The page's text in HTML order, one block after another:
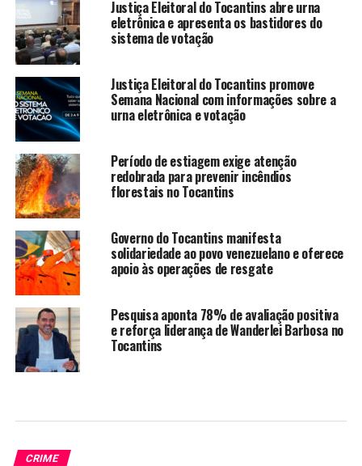
Justiça Eleitoral do Tocantins abre urna
eletrônica e apresenta os bastidores do
sistema de votação
Justiça Eleitoral do Tocantins promove
Semana Nacional com informações sobre a
urna eletrônica e votação
Período de estiagem exige atenção
redobrada para prevenir incêndios
florestais no Tocantins
Governo do Tocantins manifesta
solidariedade ao povo venezuelano e oferece
apoio às operações de resgate
Pesquisa aponta 78% de avaliação positiva
e reforça liderança de Wanderlei Barbosa no
Tocantins
CRIME